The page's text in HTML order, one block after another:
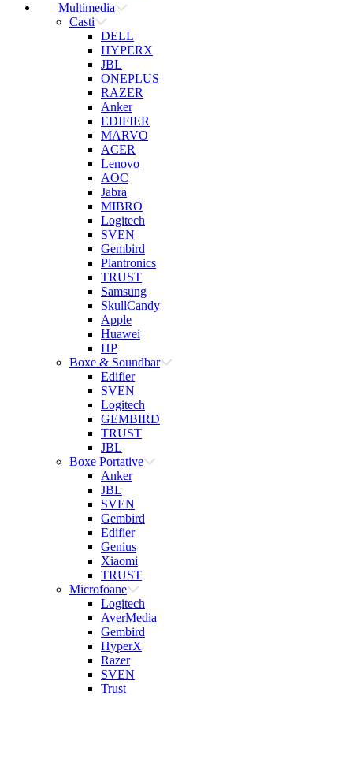
Multimedia
Casti
DELL
HYPERX
JBL
ONEPLUS
RAZER
Anker
EDIFIER
MARVO
ACER
Lenovo
AOC
Jabra
MIBRO
Logitech
SVEN
Gembird
Plantronics
TRUST
Samsung
SkullCandy
Apple
Huawei
HP
Boxe & Soundbar
Edifier
SVEN
Logitech
GEMBIRD
TRUST
JBL
Boxe Portative
Anker
JBL
SVEN
Gembird
Edifier
Genius
Xiaomi
TRUST
Microfoane
Logitech
AverMedia
Gembird
HyperX
Razer
SVEN
Trust